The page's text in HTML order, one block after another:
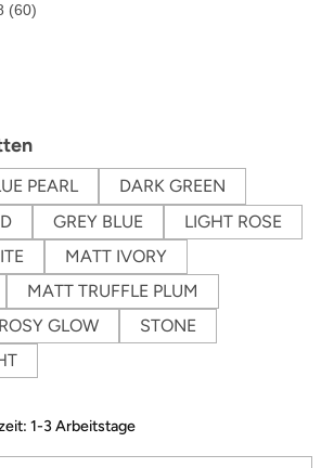
60
(60)
auswählen
PEARL
DARK GREEN
GREY BLUE
LIGHT ROSE
MATT IVORY
MATT TRUFFLE PLUM
ROSY GLOW
STONE
1-3 Arbeitstage